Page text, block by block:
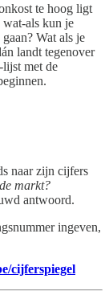
te hoog ligt
wat-als kun je
Wat als je
landt tegenover
lijst met de
naar zijn cijfers
markt?
antwoord.
ingeven,
cijferspiegel